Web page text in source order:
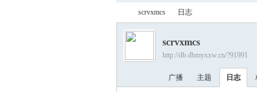
›
scrvxmcs 日志
scrvxmcs
http://db.dbmyxxw.cn/?91991
广播 主题 日志